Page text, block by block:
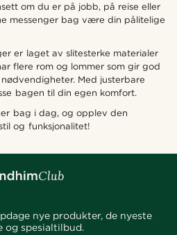
om du er på jobb, på reise eller
messenger bag være din pålitelige
er laget av slitesterke materialer
flere rom og lommer som gir god
Med justerbare
bagen til din egen komfort.
bag i dag, og opplev den
og funksjonalitet!
nye produkter, de nyeste
og spesialtilbud.